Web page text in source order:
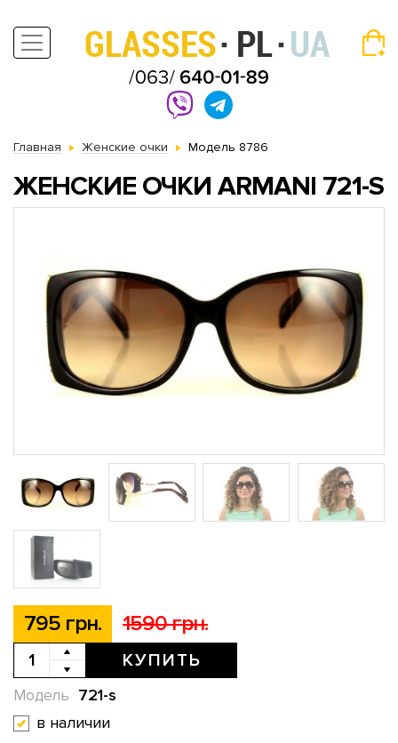
Главная Женские очки Модель 8786
ЖЕНСКИЕ ОЧКИ ARMANI 721-S
795 грн. 1590 грн.
КУПИТЬ
721-s
Модель
в наличии